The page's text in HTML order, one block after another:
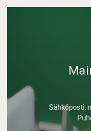
Sähköposti: